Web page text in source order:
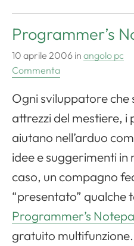
Programmer’s
10 aprile 2006 in angolo pc
Commenta
Ogni sviluppatore che
attrezzi del mestiere, i
aiutano nell’arduo
idee e suggerimenti in
caso, un compagno
“presentato” qualche
Programmer’s
gratuito